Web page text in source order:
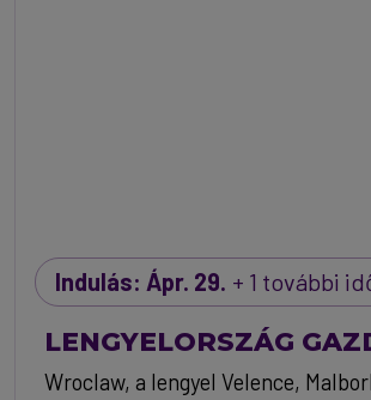
Indulás: Ápr. 29. + 1 további
LENGYELORSZÁG
Wroclaw, a lengyel Velence,